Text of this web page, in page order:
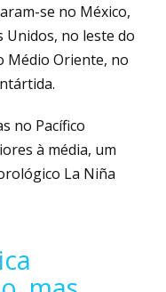
se no México,
Unidos, no leste do
Médio Oriente, no
no Pacífico
à média, um
La Niña